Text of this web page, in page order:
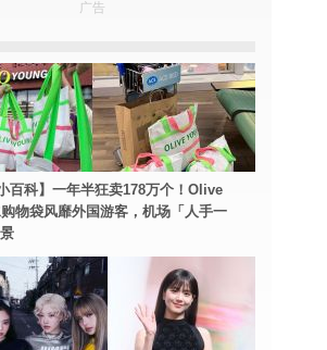
广告
百科】一年半狂卖178万个！Olive
物袋风靡外国游客，机场「人手一